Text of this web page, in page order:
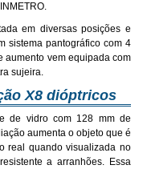
em diversas posições e
sistema pantográfico com 4
aumento vem equipada com
sujeira.
X8 dióptricos
de vidro com 128 mm de
aumenta o objeto que é
real quando visualizada no
a arranhões. Essa